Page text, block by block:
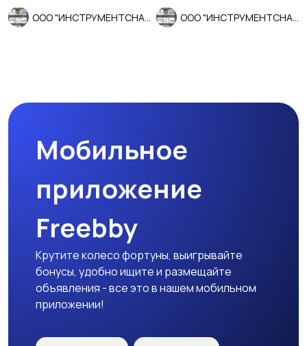
Мобильное
приложение
Freebby
Крутите колесо фортуны, выигрывайте
бонусы, удобно ищите и размещайте
объявления - все это в нашем мобильном
приложении!